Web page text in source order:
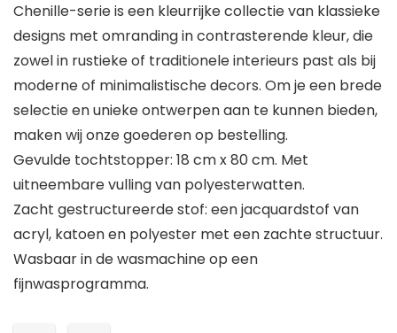
Chenille-serie is een kleurrijke collectie van klassieke
designs met omranding in contrasterende kleur, die
zowel in rustieke of traditionele interieurs past als bij
moderne of minimalistische decors. Om je een brede
selectie en unieke ontwerpen aan te kunnen bieden,
maken wij onze goederen op bestelling.
Gevulde tochtstopper: 18 cm x 80 cm. Met
uitneembare vulling van polyesterwatten.
Zacht gestructureerde stof: een jacquardstof van
acryl, katoen en polyester met een zachte structuur.
Wasbaar in de wasmachine op een
fijnwasprogramma.